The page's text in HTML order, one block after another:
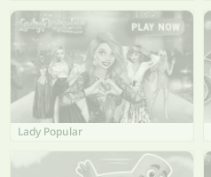
Lady Popular